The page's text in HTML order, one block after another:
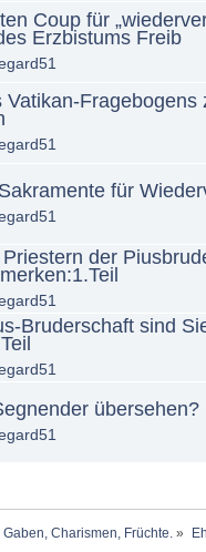
Coup für
Erzbistums Freib
Vatikan-Fragebogens
für
der
Bruderschaft sind
übersehen?
Charismen, Früchte. »